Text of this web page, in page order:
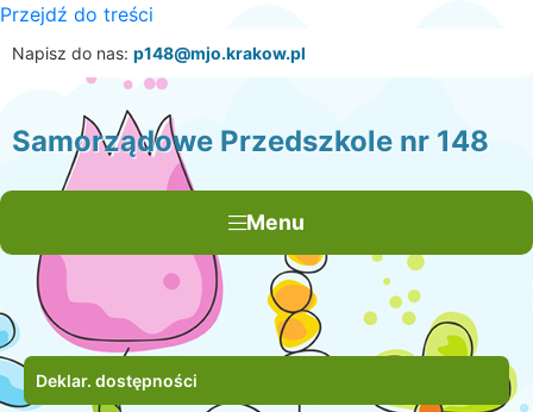
Przejdź do treści
Napisz do nas: p148@mjo.krakow.pl
Samorządowe Przedszkole nr 148
Menu
Deklar. dostępności